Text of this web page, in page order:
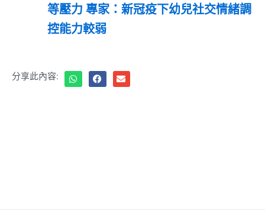
等壓力 專家：新冠疫下幼兒社交情緒調
控能力較弱
分享此內容: